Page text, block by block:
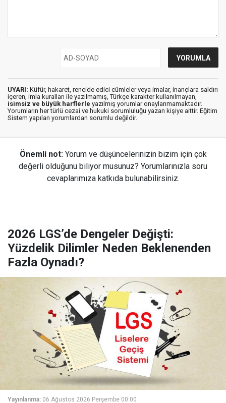
UYARI: Küfür, hakaret, rencide edici cümleler veya imalar, inançlara saldırı
içeren, imla kuralları ile yazılmamış, Türkçe karakter kullanılmayan,
isimsiz ve büyük harflerle yazılmış yorumlar onaylanmamaktadır.
Yorumların her türlü cezai ve hukuki sorumluluğu yazan kişiye aittir. Eğitim
Sistem yapılan yorumlardan sorumlu değildir.
Önemli not: Yorum ve düşüncelerinizin bizim için çok
değerli olduğunu biliyor musunuz? Yorumlarınızla soru
cevaplarımıza katkıda bulunabilirsiniz.
2026 LGS’de Dengeler Değişti:
Yüzdelik Dilimler Neden Beklenenden
Fazla Oynadı?
Yayınlanma: 06 Ağustos 2026 Perşembe 00:00